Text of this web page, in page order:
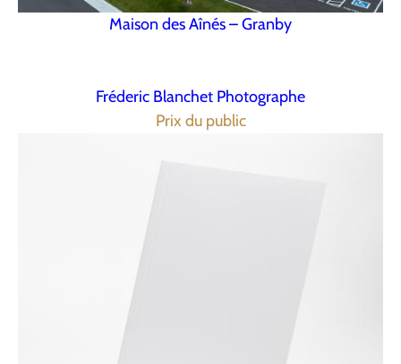
Maison des Aînés – Granby
Fréderic Blanchet Photographe
Prix du public